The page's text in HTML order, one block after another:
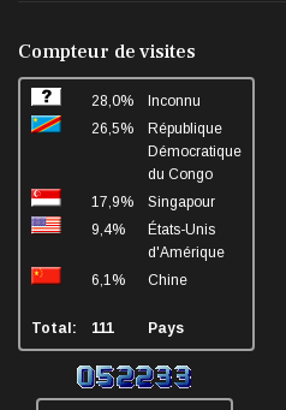
Compteur de visites
28,0%
Inconnu
26,5%
République
Démocratique
du Congo
17,9%
Singapour
9,4%
États-Unis
d'Amérique
6,1%
Chine
Total: 111 Pays